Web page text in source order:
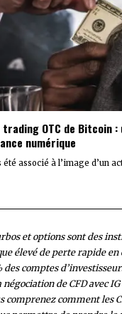
OTC de Bitcoin
numérique
associé à l’image d’un
et options sont des
élevé de perte rapide en
des comptes
de CFD avec
comprenez comment les